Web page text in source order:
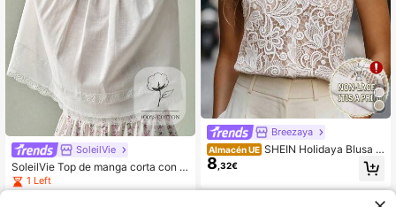
SoleilVie
SoleilVie Top de manga corta con ri
bete de encaje blanco para mujer, e
legante para vacaciones de verano,
1 Left
Breezaya
Almacén UE SHEIN Holidaya Blusa bl
anca sin mangas con cuello en V y
encaje, con forro de camisola ajust
ada, estilo francés maduro para ir al
trabajo, adecuada para oficina, cita
8 ,32€